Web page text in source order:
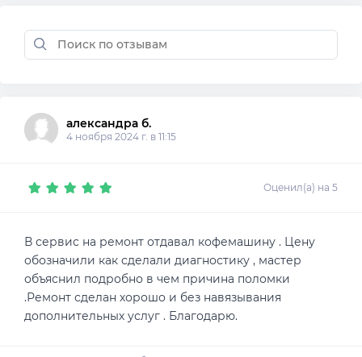
александра б.
4 ноября 2024 г. в 11:15
Оценил(а) на 5
В сервис на ремонт отдавал кофемашину . Цену
обозначили как сделали диагностику , мастер
объяснил подробно в чем причина поломки
.Ремонт сделан хорошо и без навязывания
дополнительных услуг . Благодарю.